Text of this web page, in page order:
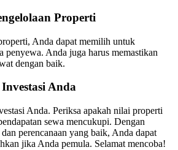
Properti
Anda dapat memilih untuk
penyewa. Anda juga harus memastikan
dengan baik.
Anda
Anda. Periksa apakah nilai properti
sewa mencukupi. Dengan
perencanaan yang baik, Anda dapat
jika Anda pemula. Selamat mencoba!